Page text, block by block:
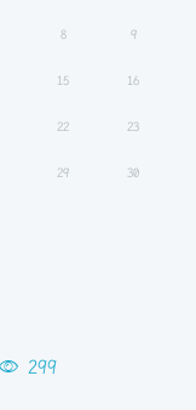
8 9
15 16
22 23
29 30
299